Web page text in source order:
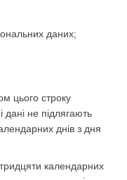
даних;
цього строку
не підлягають
днів з дня
календарних